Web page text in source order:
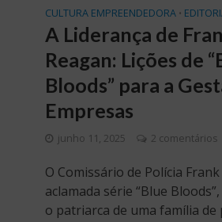
CULTURA EMPREENDEDORA •
A Liderança de
Reagan: Lições de
Bloods” para a
Empresas
junho 11, 2025 2 comentários
O Comissário de Polícia
aclamada série “Blue
o patriarca de uma família de